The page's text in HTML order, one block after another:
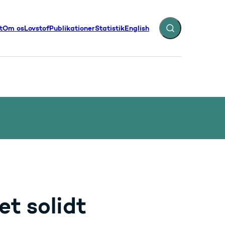
Om osLovstofPublikationerStatistikEnglish Fold søgefelt ud
- Flere links
solidt